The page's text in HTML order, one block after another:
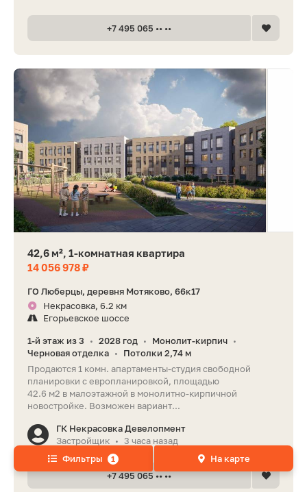
+7 495 065 •• ••
42,6 м², 1-комнатная квартира
14 056 978 ₽
ГО Люберцы, деревня Мотяково, 66к17
Некрасовка, 6.2 км
Егорьевское шоссе
1-й этаж из 3 • 2028 год • Монолит-кирпич •
Черновая отделка •
Потолки 2,74 м
Продаются 1 комн. апартаменты-студия свободной
планировки с европланировкой, площадью
42.6 м2 в малоэтажной в монолитно-кирпичной
новостройке. Возможен вариант...
ГК Некрасовка Девелопмент
Застройщик • 3 часа назад
+7 495 065 •• ••
Фильтры 1 На карте